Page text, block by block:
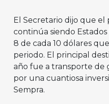
El Secretario dijo que el
continúa siendo
8 de cada 10 dólares
periodo. El principal
año fue a transporte de
por una cuantiosa
Sempra.